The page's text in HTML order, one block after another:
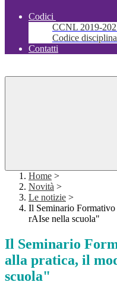
Codici
CCNL 2019-
Codice
Contatti
Home >
Novità >
Le notizie >
Il Seminario
rAIse nella scuola"
Il Seminario
alla pratica, il
scuola"